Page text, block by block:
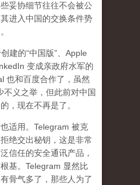
妥协细节往往不会被公
进入中国的交换条件势
建的“中国版”、Apple
变成亲政府水军的
和百度合作了，虽然
不义之举，但此前对中国
，现在不再是了。
适用。Telegram 被克
绝交出秘钥，这是非常
信任的安全通讯产品，
基。Telegram 显然比
骨气多了，那些人为了